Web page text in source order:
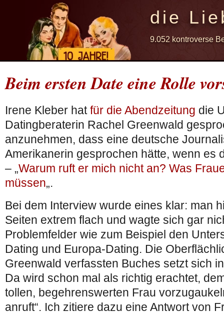
die
9.052 kontroverse
Beim ersten Date eine Rolle
Irene Kleber hatfür die Abendzeitung die
Datingberaterin Rachel Greenwald
anzunehmen, dass eine deutsche
Amerikanerin gesprochen hätte, wenn es
– „Warum ruft er mich nicht an? Was
müssen„.
Bei dem Interview wurde eines klar: man
Seiten extrem flach und wagte sich gar
Problemfelder wie zum Beispiel den
Dating und Europa-Dating. Die
Greenwald verfassten Buches setzt sich
Da wird schon mal als richtig erachtet,
tollen, begehrenswerten Frau
anruft“. Ich zitiere dazu eine Antwort von